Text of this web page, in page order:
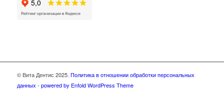
© Вита Дентис 2025. Политика в отношении обработки персональных
данных - powered by Enfold WordPress Theme